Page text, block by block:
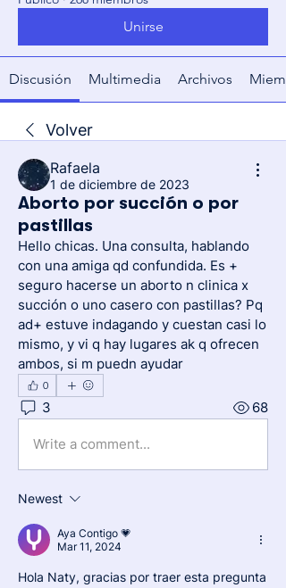
Unirse
Discusión Multimedia Archivos
Volver
Rafaela
1 de diciembre de 2023
Aborto por succión o por
pastillas
Hello chicas. Una consulta, hablando
con una amiga qd confundida. Es +
seguro hacerse un aborto n clinica x
succión o uno casero con pastillas? Pq
ad+ estuve indagando y cuestan casi lo
mismo, y vi q hay lugares ak q ofrecen
ambos, si m puedn ayudar
0
3 68
Write a comment...
Newest
Aya Contigo 💗
Mar 11, 2024
Hola Naty, gracias por traer esta pregunta